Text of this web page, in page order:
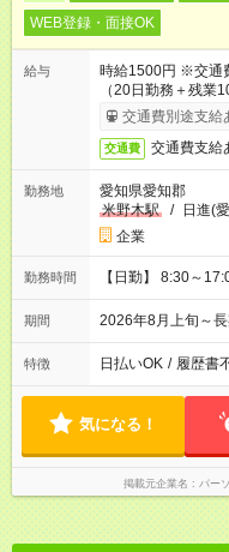
WEB登録・面接OK
給与
時給1500円 ※交通
（20日勤務＋残業
交通費別途支給
交通費 交通費支給
勤務地
愛知県愛知郡
米野木駅
/ 日進(
企業
勤務時間 【日勤】 8:30～
期間 2026年8月上旬～
特徴 日払いOK / 履歴書
気になる！
掲載元企業名 パー